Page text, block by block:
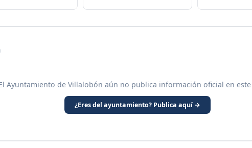
Ayuntamiento de Villalobón aún no publica información oficial en
¿Eres del ayuntamiento? Publica aquí →